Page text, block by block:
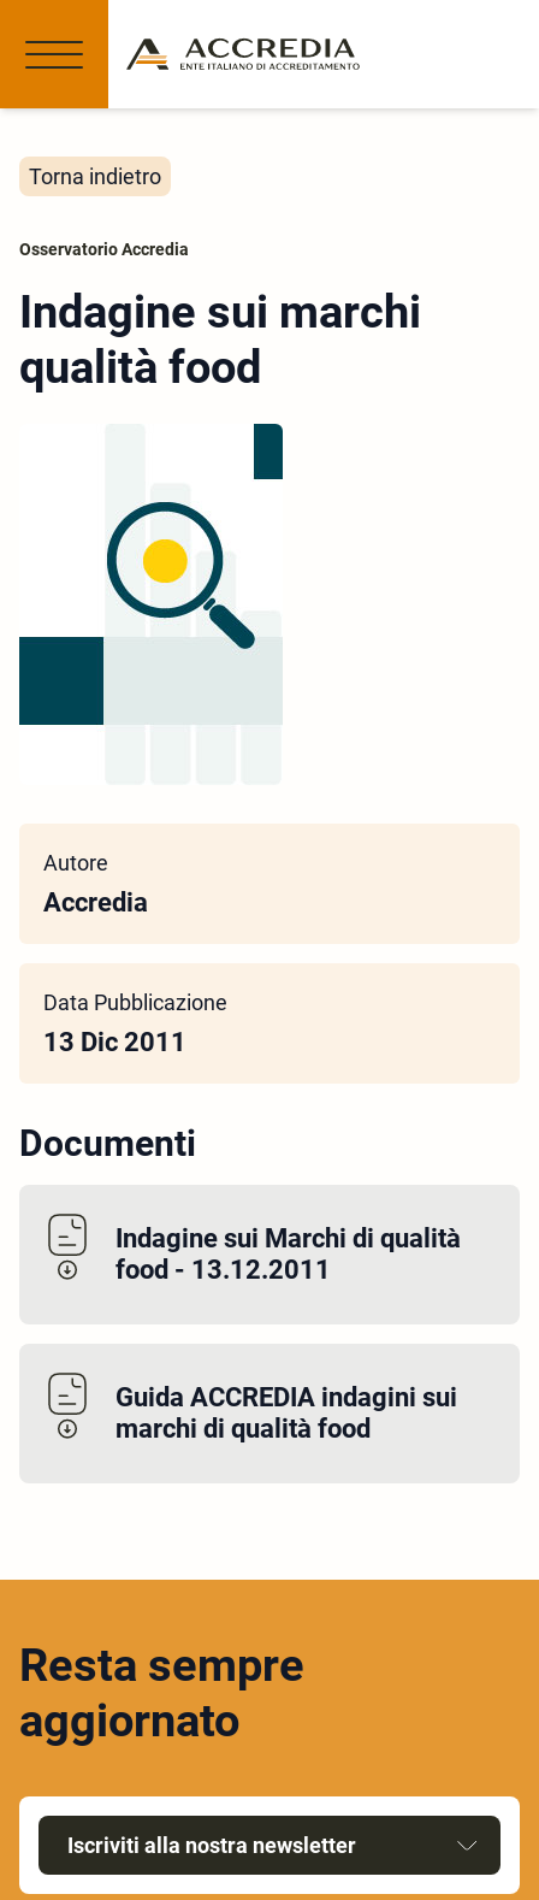
Torna indietro
Osservatorio Accredia
Indagine sui marchi
qualità food
Autore
Accredia
Data Pubblicazione
13 Dic 2011
Documenti
Indagine sui Marchi di qualità
food - 13.12.2011
Guida ACCREDIA indagini sui
marchi di qualità food
Resta sempre
aggiornato
Iscriviti alla nostra newsletter